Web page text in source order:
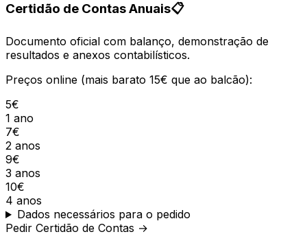
Certidão de Contas Anuais📋
Documento oficial com balanço, demonstração de
resultados e anexos contabilísticos.
Preços online (mais barato 15€ que ao balcão):
5€
1 ano
7€
2 anos
9€
3 anos
10€
4 anos
Dados necessários para o pedido
Pedir Certidão de Contas →